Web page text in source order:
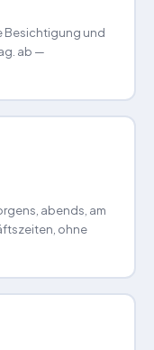
Besichtigung und
ab —
abends, am
ohne